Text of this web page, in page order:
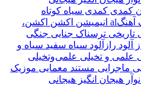
کمدی کمدی سیاه کوتاه
آهنگal انیمیشن اکشن اکشن،
تاریخی ترسناک جنایی جنگی
آلود رازآلود سیاه سفید سیاه و
علمی و تخیلی علمی‌و‌تخیلی
ماجرایی مستند معمایی موزیک
نوآر هیجان انگیز هیجانی